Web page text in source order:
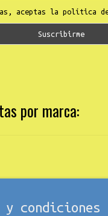
aceptas la política
por marca:
y condiciones